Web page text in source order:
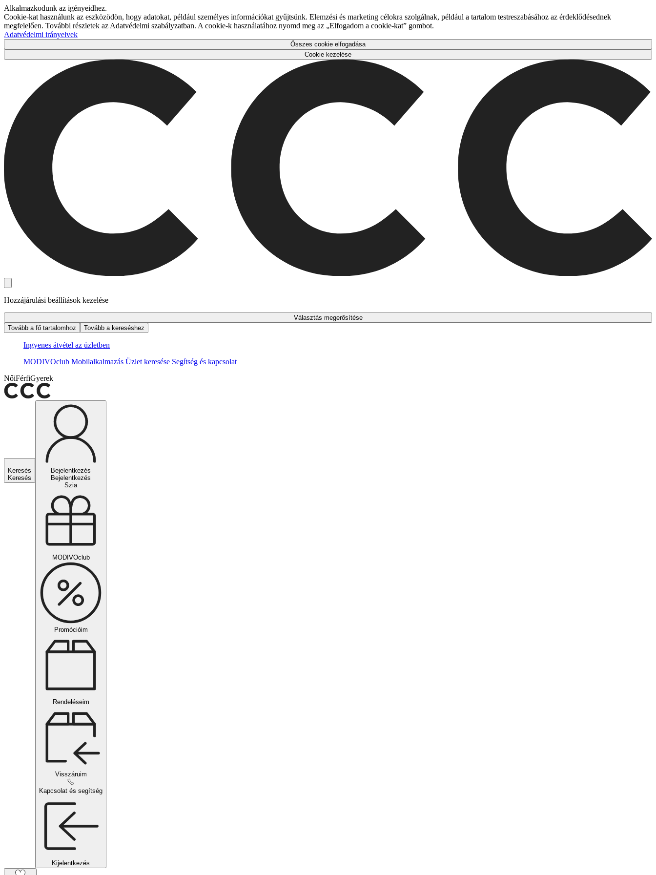
Alkalmazkodunk az igényeidhez.
Cookie-kat használunk az eszközödön, hogy adatokat, például személyes információkat gyűjtsünk. Elemzési és marketing célokra szolgálnak, például a tartalom testreszabásához az érdeklődésednek
megfelelően. További részletek az Adatvédelmi szabályzatban. A cookie-k használatához nyomd meg az „Elfogadom a cookie-kat” gombot.
Adatvédelmi irányelvek
Összes cookie elfogadása
Cookie kezelése
Hozzájárulási beállítások kezelése
Választás megerősítése
Tovább a fő tartalomhoz
Tovább a kereséshez
Ingyenes átvétel az üzletben
MODIVOclub Mobilalkalmazás Üzlet keresése Segítség és kapcsolat
NőiFérfiGyerek
Keresés
Keresés
Bejelentkezés
Bejelentkezés
Szia
MODIVOclub
Promócióim
Rendeléseim
Visszáruim
Kapcsolat és segítség
Kijelentkezés